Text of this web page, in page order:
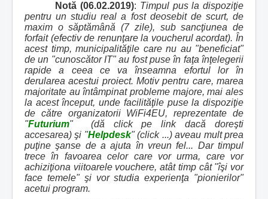
Notă (06.02.2019): Timpul pus la dispoziţie
pentru un studiu real a fost deosebit de scurt, de
maxim o săptămână (7 zile), sub sancţiunea de
forfait (efectiv de renunţare la voucherul acordat). În
acest timp, municipalităţile care nu au "beneficiat"
de un "cunoscător IT" au fost puse în faţa înţelegerii
rapide a ceea ce va înseamna efortul lor în
derularea acestui proiect. Motiv pentru care, marea
majoritate au întâmpinat probleme majore, mai ales
la acest început, unde facilităţile puse la dispoziţie
de către organizatorii WiFi4EU, reprezentate de
"Futurium" (dă click pe link dacă doreşti
accesarea) şi "Helpdesk" (click ...) aveau mult prea
puţine şanse de a ajuta în vreun fel... Dar timpul
trece în favoarea celor care vor urma, care vor
achiziţiona viitoarele vouchere, atât timp cât "îşi vor
face temele" şi vor studia experienţa "pionierilor"
acetui program.